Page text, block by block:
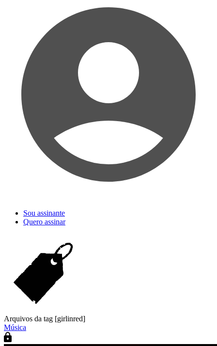
Sou assinante
Quero assinar
Arquivos da tag [girlinred]
Música